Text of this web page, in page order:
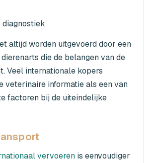
diagnostiek
altijd worden uitgevoerd door een
die de belangen van de
Veel internationale kopers
veterinaire informatie als een van
factoren bij de uiteindelijke
vervoeren is eenvoudiger